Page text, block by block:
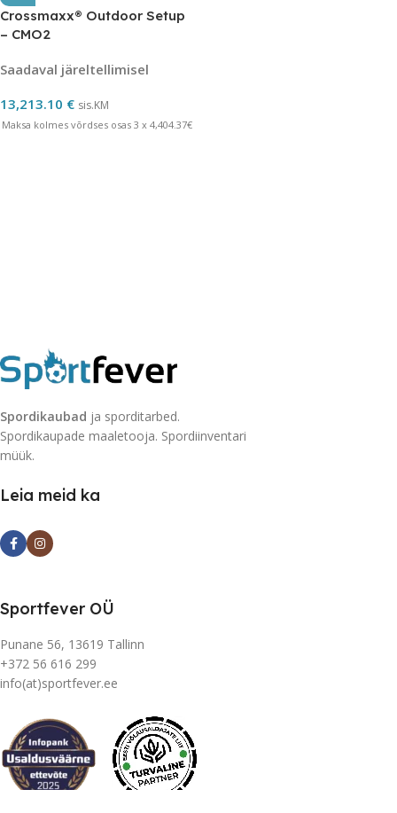
Crossmaxx® Outdoor Setup
– CMO2
Saadaval järeltellimisel
13,213.10 € sis.KM
Maksa kolmes võrdses osas 3 x 4,404.37€
Spordikaubad ja sporditarbed.
Spordikaupade maaletooja. Spordiinventari
müük.
Leia meid ka
Sportfever OÜ
Punane 56, 13619 Tallinn
+372 56 616 299
info(at)sportfever.ee